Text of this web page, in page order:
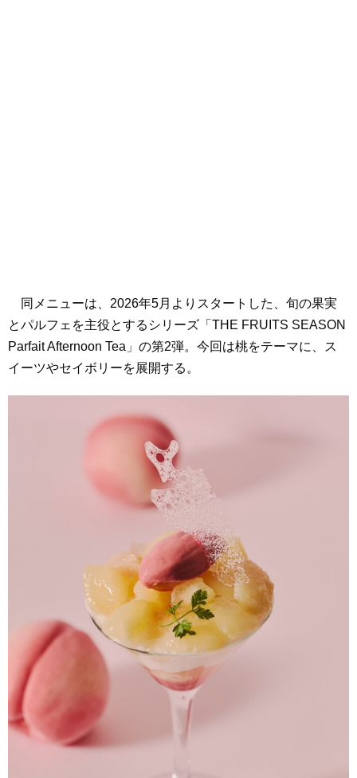
同メニューは、2026年5月よりスタートした、旬の果実
とパルフェを主役とするシリーズ「THE FRUITS SEASON
Parfait Afternoon Tea」の第2弾。今回は桃をテーマに、ス
イーツやセイボリーを展開する。